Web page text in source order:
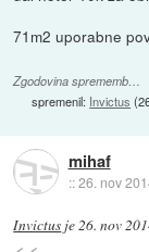
71m2 uporabne
Zgodovina sprememb…
spremenil: Invictus (
mihaf
::26. nov
Invictus je26. nov